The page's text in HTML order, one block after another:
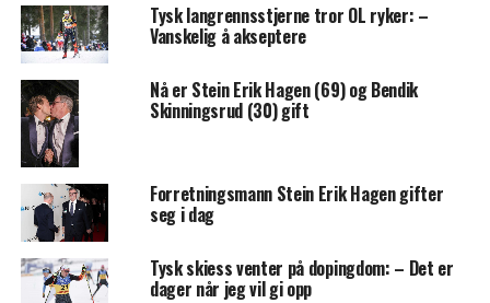
Tysk langrennsstjerne tror OL ryker: –
Vanskelig å akseptere
Nå er Stein Erik Hagen (69) og Bendik
Skinningsrud (30) gift
Forretningsmann Stein Erik Hagen gifter
seg i dag
Tysk skiess venter på dopingdom: – Det er
dager når jeg vil gi opp